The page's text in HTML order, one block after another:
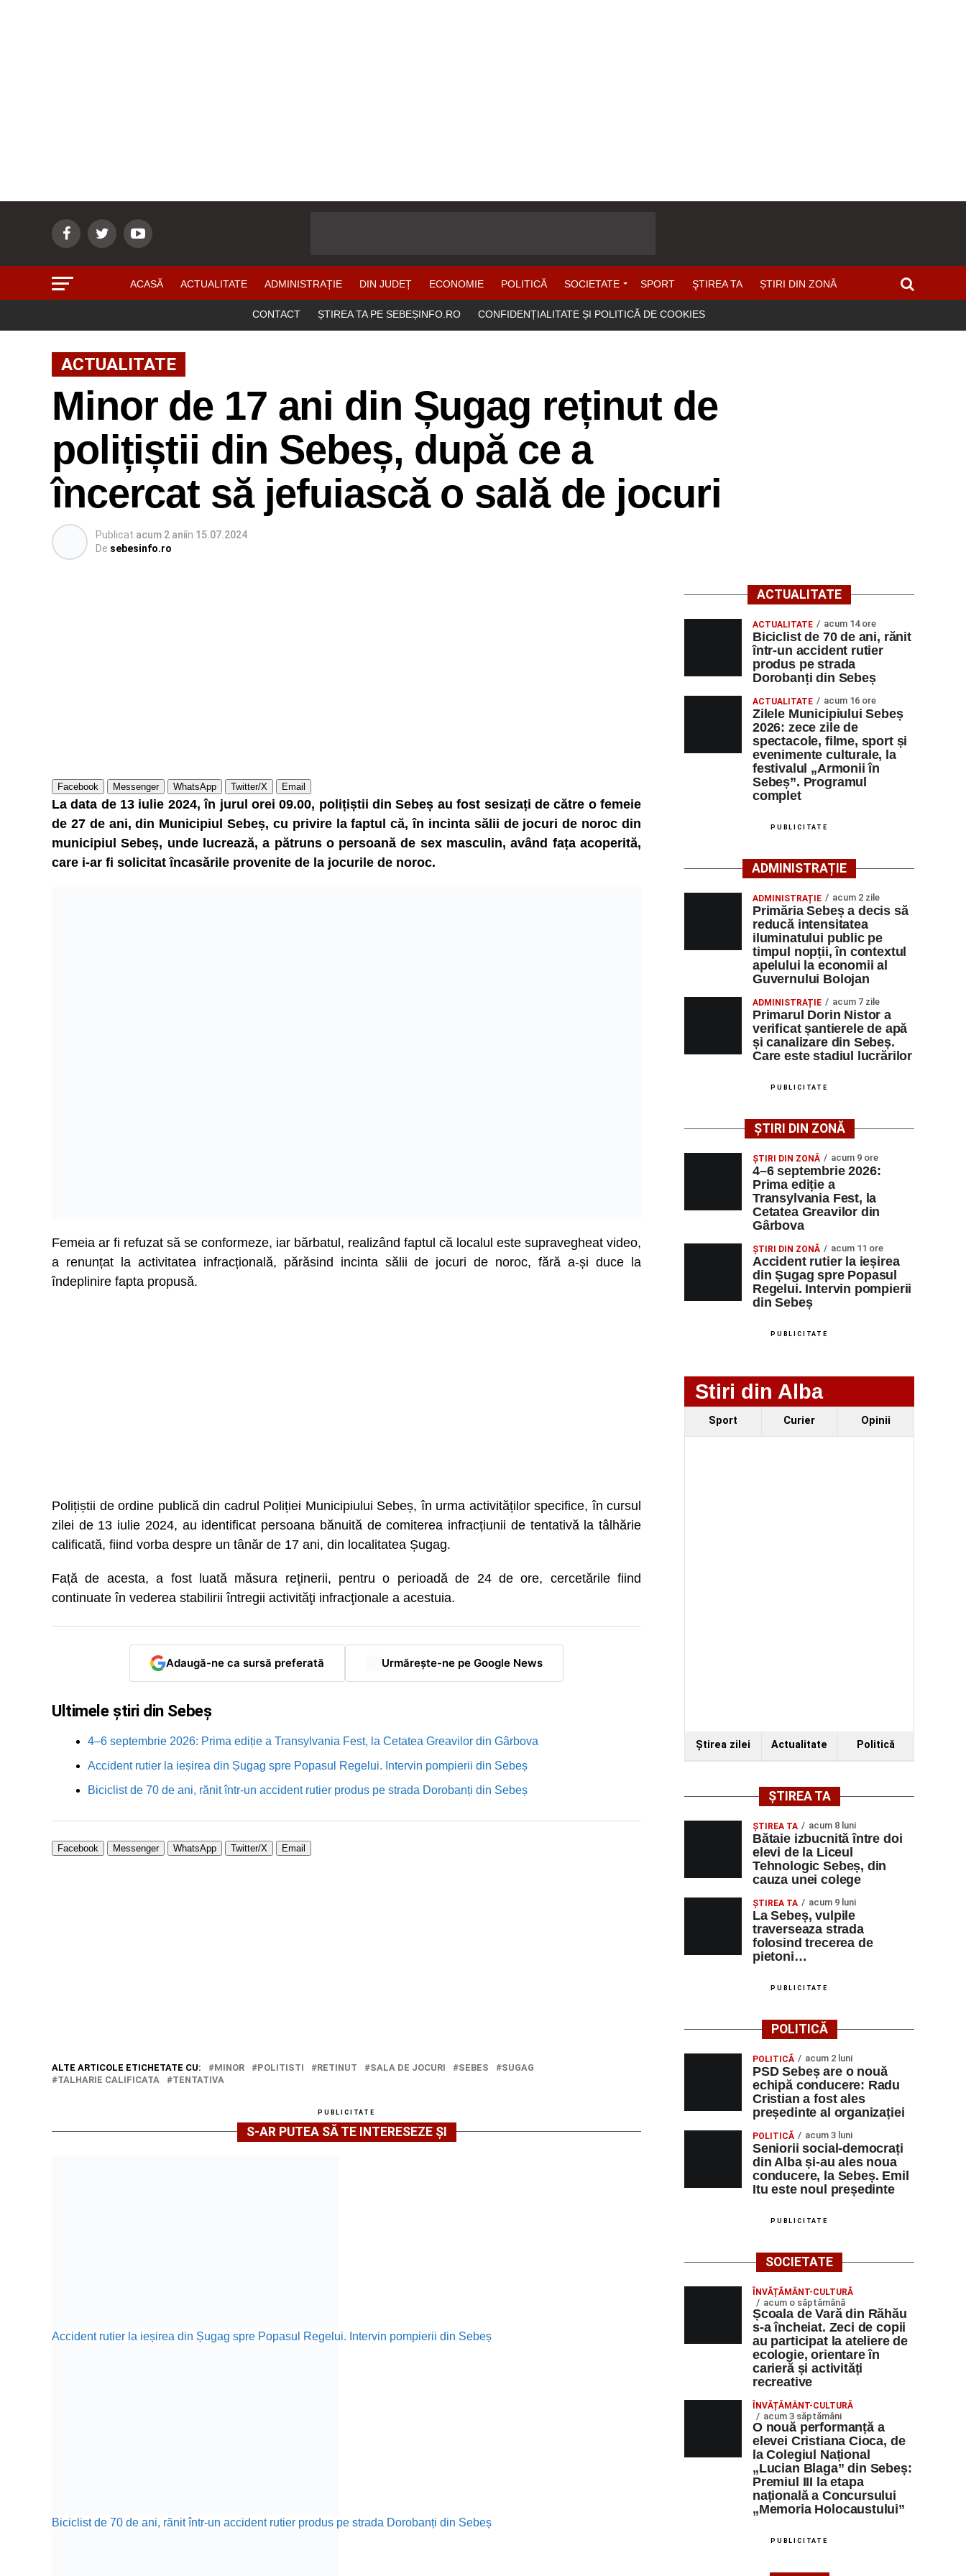
ACASĂ ACTUALITATE ADMINISTRAȚIE DIN JUDEȚ ECONOMIE POLITICĂ SOCIETATE SPORT ŞTIREA TA ȘTIRI DIN ZONĂ
CONTACT ȘTIREA TA PE SEBEȘINFO.RO CONFIDENȚIALITATE ȘI POLITICĂ DE COOKIES
ACTUALITATE
Minor de 17 ani din Șugag reținut de
polițiștii din Sebeș, după ce a
încercat să jefuiască o sală de jocuri
Publicat acum 2 aniîn 15.07.2024
De sebesinfo.ro
Facebook Messenger WhatsApp Twitter/X Email
La data de 13 iulie 2024, în jurul orei 09.00, polițiștii din Sebeș au fost sesizați de către o femeie
de 27 de ani, din Municipiul Sebeș, cu privire la faptul că, în incinta sălii de jocuri de noroc din
municipiul Sebeș, unde lucrează, a pătruns o persoană de sex masculin, având fața acoperită,
care i-ar fi solicitat încasările provenite de la jocurile de noroc.
Femeia ar fi refuzat să se conformeze, iar bărbatul, realizând faptul că localul este supravegheat video,
a renunțat la activitatea infracțională, părăsind incinta sălii de jocuri de noroc, fără a-și duce la
îndeplinire fapta propusă.
Polițiștii de ordine publică din cadrul Poliției Municipiului Sebeș, în urma activităților specifice, în cursul
zilei de 13 iulie 2024, au identificat persoana bănuită de comiterea infracțiunii de tentativă la tâlhărie
calificată, fiind vorba despre un tânăr de 17 ani, din localitatea Șugag.
Față de acesta, a fost luată măsura reţinerii, pentru o perioadă de 24 de ore, cercetările fiind
continuate în vederea stabilirii întregii activităţi infracţionale a acestuia.
Adaugă-ne ca sursă preferată Urmărește-ne pe Google News
Ultimele știri din Sebeș
4–6 septembrie 2026: Prima ediție a Transylvania Fest, la Cetatea Greavilor din Gârbova
Accident rutier la ieșirea din Șugag spre Popasul Regelui. Intervin pompierii din Sebeș
Biciclist de 70 de ani, rănit într-un accident rutier produs pe strada Dorobanți din Sebeș
Facebook Messenger WhatsApp Twitter/X Email
ALTE ARTICOLE ETICHETATE CU: MINOR POLITISTI RETINUT SALA DE JOCURI SEBES
SUGAG
TALHARIE CALIFICATA
TENTATIVA
PUBLICITATE
S-AR PUTEA SĂ TE INTERESEZE ȘI
Accident rutier la ieșirea din Șugag spre Popasul Regelui. Intervin pompierii din Sebeș
Biciclist de 70 de ani, rănit într-un accident rutier produs pe strada Dorobanți din Sebeș
ACTUALITATE
ACTUALITATE acum 14 ore
Biciclist de 70 de ani, rănit
într-un accident rutier
produs pe strada
Dorobanți din Sebeș
ACTUALITATE acum 16 ore
Zilele Municipiului Sebeș
2026: zece zile de
spectacole, filme, sport și
evenimente culturale, la
festivalul „Armonii în
Sebeș”. Programul
complet
PUBLICITATE
ADMINISTRAȚIE
ADMINISTRAȚIE acum 2 zile
Primăria Sebeș a decis să
reducă intensitatea
iluminatului public pe
timpul nopții, în contextul
apelului la economii al
Guvernului Bolojan
ADMINISTRAȚIE acum 7 zile
Primarul Dorin Nistor a
verificat șantierele de apă
și canalizare din Sebeș.
Care este stadiul lucrărilor
PUBLICITATE
ȘTIRI DIN ZONĂ
ȘTIRI DIN ZONĂ acum 9 ore
4–6 septembrie 2026:
Prima ediție a
Transylvania Fest, la
Cetatea Greavilor din
Gârbova
ȘTIRI DIN ZONĂ acum 11 ore
Accident rutier la ieșirea
din Șugag spre Popasul
Regelui. Intervin pompierii
din Sebeș
PUBLICITATE
Stiri din Alba
Sport Curier Opinii
Ştirea zilei Actualitate Politică
ȘTIREA TA
ŞTIREA TA acum 8 luni
Bătaie izbucnită între doi
elevi de la Liceul
Tehnologic Sebeș, din
cauza unei colege
ŞTIREA TA acum 9 luni
La Sebeș, vulpile
traverseaza strada
folosind trecerea de
pietoni…
PUBLICITATE
POLITICĂ
POLITICĂ acum 2 luni
PSD Sebeș are o nouă
echipă conducere: Radu
Cristian a fost ales
președinte al organizației
POLITICĂ acum 3 luni
Seniorii social-democrați
din Alba și-au ales noua
conducere, la Sebeș. Emil
Itu este noul președinte
PUBLICITATE
SOCIETATE
ÎNVĂȚĂMÂNT-CULTURĂ
acum o săptămână
Școala de Vară din Răhău
s-a încheiat. Zeci de copii
au participat la ateliere de
ecologie, orientare în
carieră și activități
recreative
ÎNVĂȚĂMÂNT-CULTURĂ
acum 3 săptămâni
O nouă performanță a
elevei Cristiana Cioca, de
la Colegiul Național
„Lucian Blaga” din Sebeș:
Premiul III la etapa
națională a Concursului
„Memoria Holocaustului”
PUBLICITATE